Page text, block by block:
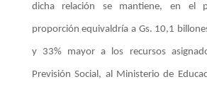
dicha relación se mantiene, en el
proporción equivaldría a Gs. 10,1
y 33% mayor a los recursos
Previsión Social, al Ministerio de